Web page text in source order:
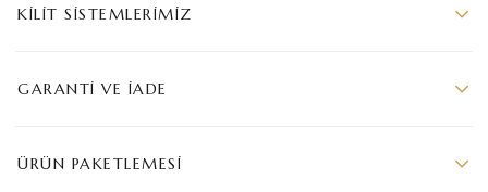
KILIT SISTEMLERIMIZ
GARANTI VE İADE
ÜRÜN PAKETLEMESI